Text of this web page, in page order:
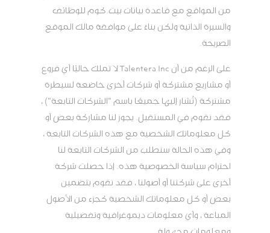
من المواقع مع قاعدة بيانات بيت.كوم للوظائف
والسيرة الذاتية ولكن بناءً على موافقة مالك الموقع
الصريحة.
على الرغم من أن Talentera Inc لا تملك حاليًا أي فروع
أو مشاريع مشتركة أو شركات أخرى خاضعة لسيطرة
مشتركة (تُشار إليها جميعًا باسم "الشركات التابعة") ،
فقد نقوم في المستقبل. يجوز لنا مشاركة بعض أو
كل معلوماتك الشخصية مع هذه الشركات التابعة ،
وفي هذه الحالة سنطلب من الشركات التابعة لنا
احترام سياسة الخصوصية هذه. إذا حصلت شركة
أخرى على شركتنا أو أصولنا ، فقد نقوم بتضمين
بعض أو كل معلوماتك الشخصية كجزء من الأصول
المباعة ، وأي معلومات ديموغرافية وتفضيلية